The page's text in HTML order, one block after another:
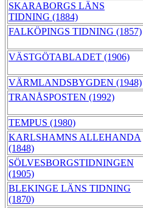
SKARABORGS LÄNS
TIDNING (1884)
FALKÖPINGS TIDNING (1857)
VÄSTGÖTABLADET (1906)
VÄRMLANDSBYGDEN (1948)
TRANÅSPOSTEN (1992)
TEMPUS (1980)
KARLSHAMNS ALLEHANDA
(1848)
SÖLVESBORGSTIDNINGEN
(1905)
BLEKINGE LÄNS TIDNING
(1870)